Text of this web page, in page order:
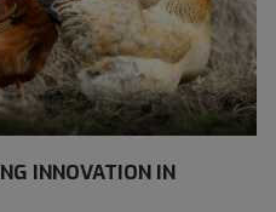
INNOVATION IN